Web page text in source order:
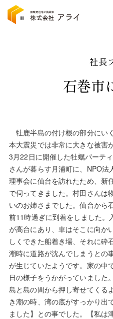
社長
石巻市
牡鹿半島の付け根の部分にい
本大震災では非常に大きな被害
3月22日に開催した牡蠣パーテ
さんが暮らす月浦町に、NPO
理事会に仙台を訪れたため、新
で伺ってきました。村田さんは
いのお姉さまでした。仙台から
前11時過ぎに到着をしました。
が高台にあり、車はそこに向か
しくできた船着き場、それに砕
潮時に道路が沈んでしまうとの
が生じていたようです。家の中
日の様子をうかがっていました
島と島の間から押し寄せてくる
き潮の時、湾の底がすっかり出
ました】との事でした。【私は